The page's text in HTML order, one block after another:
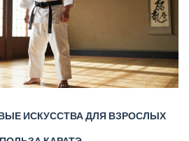
ИСКУССТВА ДЛЯ ВЗРОСЛЫХ